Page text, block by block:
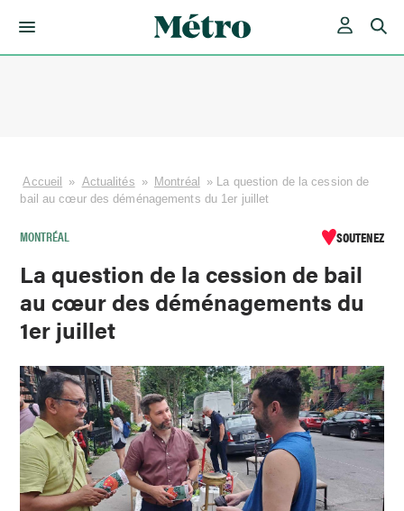
Accueil » Actualités » Montréal » La question de la cession de
bail au cœur des déménagements du 1er juillet
MONTRÉAL SOUTENEZ
La question de la cession de bail
au cœur des déménagements du
1er juillet